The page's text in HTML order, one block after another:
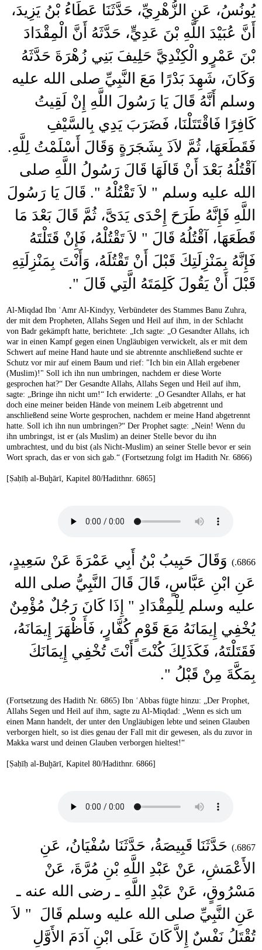
يُونُسُ، عَنِ الزُّهْرِيِّ، حَدَّثَنَا عَطَاءُ بْنُ يَزِيدَ،
أَنَّ عُبَيْدَ اللَّهِ بْنَ عَدِيٍّ، حَدَّثَهُ أَنَّ الْمِقْدَادَ
بْنَ عَمْرٍو الْكِنْدِيَّ حَلِيفَ بَنِي زُهْرَةَ حَدَّثَهُ
وَكَانَ، شَهِدَ بَدْرًا مَعَ النَّبِيِّ صلى الله عليه
وسلم أَنَّهُ قَالَ يَا رَسُولَ اللَّهِ إِنْ لَقِيتُ
كَافِرًا فَاقْتَتَلْنَا، فَضَرَبَ يَدِي بِالسَّيْفِ
فَقَطَعَهَا، ثُمَّ لاَذَ بِشَجَرَةٍ وَقَالَ أَسْلَمْتُ لِلَّهِ‏.‏
آقْتُلُهُ بَعْدَ أَنْ قَالَهَا قَالَ رَسُولُ اللَّهِ صلى
الله عليه وسلم ‏"‏ لاَ تَقْتُلْهُ ‏"‏‏.‏ قَالَ يَا رَسُولَ
اللَّهِ فَإِنَّهُ طَرَحَ إِحْدَى يَدَىَّ، ثُمَّ قَالَ بَعْدَ مَا
قَطَعَهَا، آقْتُلُهُ قَالَ ‏"‏ لاَ تَقْتُلْهُ، فَإِنْ قَتَلْتَهُ
فَإِنَّهُ بِمَنْزِلَتِكَ قَبْلَ أَنْ تَقْتُلَهُ، وَأَنْتَ بِمَنْزِلَتِهِ
قَبْلَ أَنْ يَقُولَ كَلِمَتَهُ الَّتِي قَالَ ‏"‏‏.‏ ‏
Al-Miqdad Ibn ʿAmr Al-Kindyy, Verbündeter des Stammes Banu Zuhra,
der mit dem Propheten, Allahs Segen und Heil auf ihm, in der Schlacht
von Badr gekämpft hatte, berichtete: „Ich sagte: „O Gesandter Allahs, ich
war in einen Kampf gegen einen Ungläubigen verwickelt, als er mit dem
Schwert auf meine Hand haute und sie abtrennte anschließend suchte er
Schutz vor mir auf einem Baum und rief: "Ich bin ein Allah ergebener
(Muslim)!" Soll ich ihn nun umbringen, nachdem er diese Worte
gesprochen hat?“ Der Gesandte Allahs, Allahs Segen und Heil auf ihm,
sagte: „Bringe ihn nicht um!“ Ich erwiderte: „O Gesandter Allahs, er hat
doch eine meiner beiden Hände von meinem Leib abgetrennt und
anschließend seine Worte gesprochen, nachdem er meine Hand abgetrennt
hatte. Soll ich ihn nun umbringen?“ Der Prophet sagte: „Nein! Wenn du
ihn umbringst, ist er (als Muslim) an deiner Stelle bevor du ihn
umbrachtest, und du bist (als Nicht-Muslim) an seiner Stelle bevor er sein
Wort sprach, das er von sich gab.“ (Fortsetzung folgt im Hadith Nr. 6866)
[Ṣaḥīḥ al-Buḫārī, Kapitel 80/Hadithnr. 6865]
6866.)
وَقَالَ حَبِيبُ بْنُ أَبِي عَمْرَةَ عَنْ سَعِيدٍ،
عَنِ ابْنِ عَبَّاسٍ، قَالَ قَالَ النَّبِيُّ صلى الله
عليه وسلم لِلْمِقْدَادِ ‏"‏ إِذَا كَانَ رَجُلٌ مُؤْمِنٌ
يُخْفِي إِيمَانَهُ مَعَ قَوْمٍ كُفَّارٍ، فَأَظْهَرَ إِيمَانَهُ،
فَقَتَلْتَهُ، فَكَذَلِكَ كُنْتَ أَنْتَ تُخْفِي إِيمَانَكَ
بِمَكَّةَ مِنْ قَبْلُ ‏"‏‏.
(Fortsetzung des Hadith Nr. 6865) Ibn ʿAbbas fügte hinzu: „Der Prophet,
Allahs Segen und Heil auf ihm, sagte zu Al-Miqdad: „Wenn es sich um
einen Mann handelt, der unter den Ungläubigen lebte und seinen Glauben
verborgen hielt, so ist dies genau der Fall mit dir gewesen, als du zuvor in
Makka warst und deinen Glauben verborgen hieltest!“
[Ṣaḥīḥ al-Buḫārī, Kapitel 80/Hadithnr. 6866]
6867.)
حَدَّثَنَا قَبِيصَةُ، حَدَّثَنَا سُفْيَانُ، عَنِ
الأَعْمَشِ، عَنْ عَبْدِ اللَّهِ بْنِ مُرَّةَ، عَنْ
مَسْرُوقٍ، عَنْ عَبْدِ اللَّهِ ـ رضى الله عنه ـ
عَنِ النَّبِيِّ صلى الله عليه وسلم قَالَ ‏ "‏ لاَ
تُقْتَلُ نَفْسٌ إِلاَّ كَانَ عَلَى ابْنِ آدَمَ الأَوَّلِ